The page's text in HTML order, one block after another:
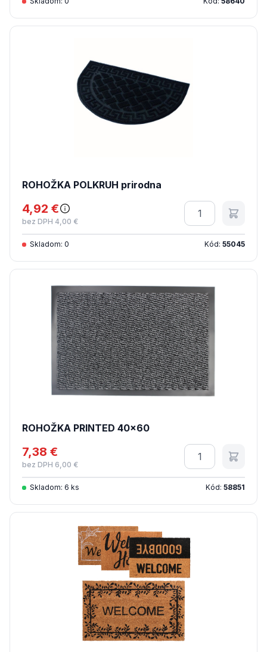
ROHOŽKA POLKRUH prirodna
4,92 €
bez DPH 4,00 €
Množstvo
Skladom: 0 Kód: 55045
ROHOŽKA PRINTED 40x60
7,38 €
bez DPH 6,00 €
Množstvo
Skladom: 6 ks Kód: 58851